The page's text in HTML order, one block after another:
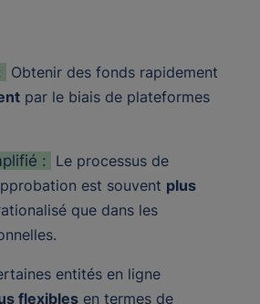
Obtenir des fonds rapidement
par le biais de plateformes
: Le processus de
est souvent plus
que dans les
entités en ligne
flexibles en termes de